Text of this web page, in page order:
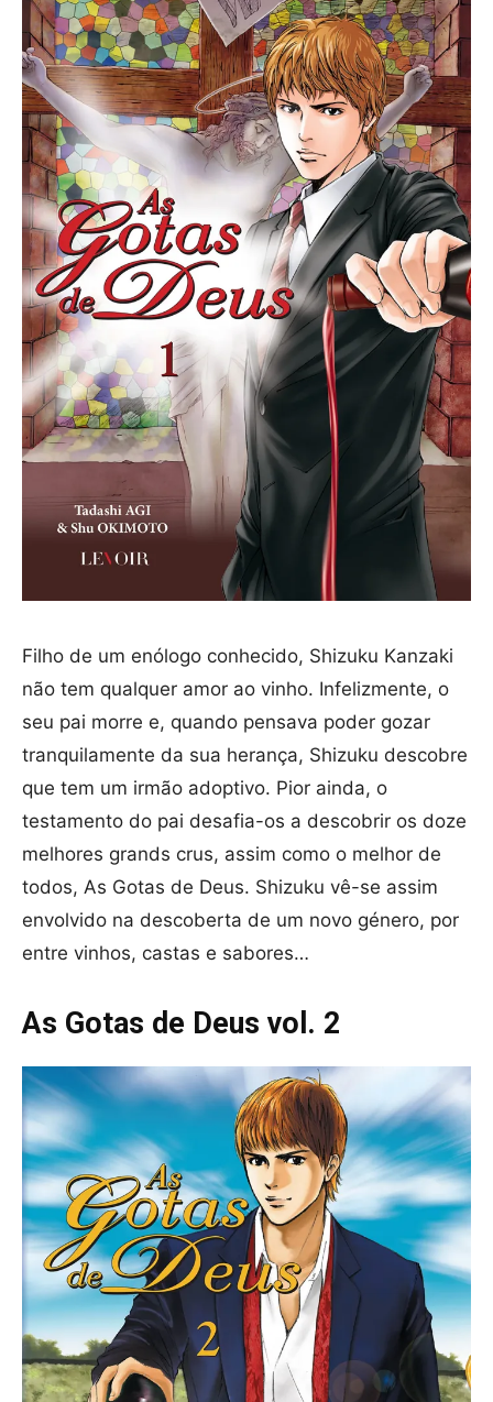
Filho de um enólogo conhecido, Shizuku Kanzaki
não tem qualquer amor ao vinho. Infelizmente, o
seu pai morre e, quando pensava poder gozar
tranquilamente da sua herança, Shizuku descobre
que tem um irmão adoptivo. Pior ainda, o
testamento do pai desafia-os a descobrir os doze
melhores grands crus, assim como o melhor de
todos, As Gotas de Deus. Shizuku vê-se assim
envolvido na descoberta de um novo género, por
entre vinhos, castas e sabores…
As Gotas de Deus vol. 2